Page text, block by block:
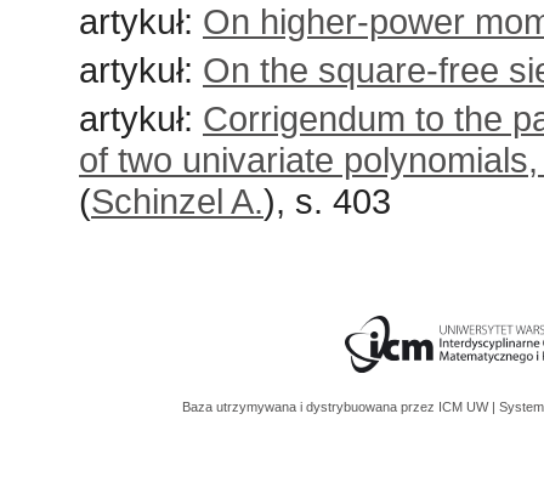
artykuł: On higher-power
artykuł: On the square-free
artykuł: Corrigendum to the
of two univariate
(Schinzel A.), s. 403
Baza utrzymywana i dystrybuowana przez ICM UW |